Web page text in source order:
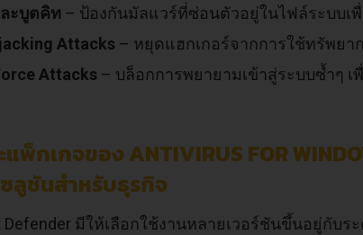
ะบูตคิท – ป้องกันมัลแวร์ที่ซ่อนตัวอยู่ในไฟล์ระบบเ
Attacks – หยุดแฮกเกอร์จากการใช้ทรัพย
Attacks – บล็อกการพยายามเข้าสู่ระบบซ้ำๆ
พ็กเกจของ ANTIVIRUS FOR
ลูชันสำหรับธุรกิจ
Defender มีให้เลือกใช้งานหลายเวอร์ชันขึ้นอยู่กับร